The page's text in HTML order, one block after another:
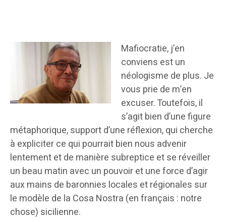
Mafiocratie, j’en
conviens est un
néologisme de plus. Je
vous prie de m’en
excuser. Toutefois, il
s’agit bien d’une figure
métaphorique, support d’une réflexion, qui cherche
à expliciter ce qui pourrait bien nous advenir
lentement et de manière subreptice et se réveiller
un beau matin avec un pouvoir et une force d’agir
aux mains de baronnies locales et régionales sur
le modèle de la Cosa Nostra (en français : notre
chose) sicilienne.